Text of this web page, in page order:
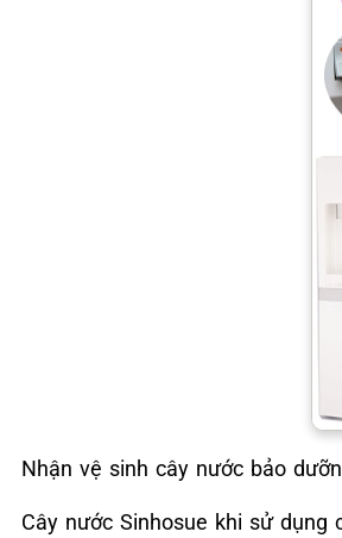
Nhận vệ sinh cây nước bảo
Cây nước Sinhosue khi sử dụng